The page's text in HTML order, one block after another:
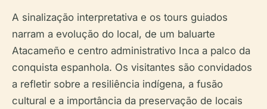
A sinalização interpretativa e os tours guiados
narram a evolução do local, de um baluarte
Atacameño e centro administrativo Inca a palco da
conquista espanhola. Os visitantes são convidados
a refletir sobre a resiliência indígena, a fusão
cultural e a importância da preservação de locais